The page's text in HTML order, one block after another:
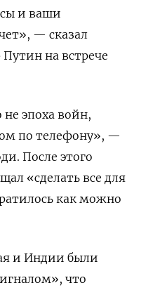
и ваши
— сказал
на встрече
эпоха войн,
по телефону», —
После этого
«сделать все для
как можно
и Индии были
что